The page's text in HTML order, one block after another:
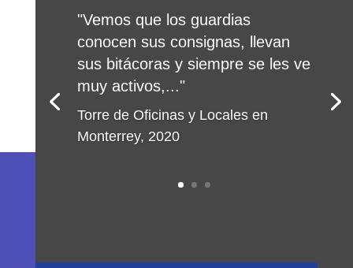
"Vemos que los guardias
conocen sus consignas, llevan
sus bitácoras y siempre se les ve
muy activos,..."
Torre de Oficinas y Locales en
Monterrey, 2020